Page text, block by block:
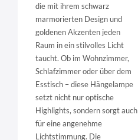
die mit ihrem schwarz
marmorierten Design und
goldenen Akzenten jeden
Raum in ein stilvolles Licht
taucht. Ob im Wohnzimmer,
Schlafzimmer oder über dem
Esstisch – diese Hängelampe
setzt nicht nur optische
Highlights, sondern sorgt auch
für eine angenehme
Lichtstimmung. Die